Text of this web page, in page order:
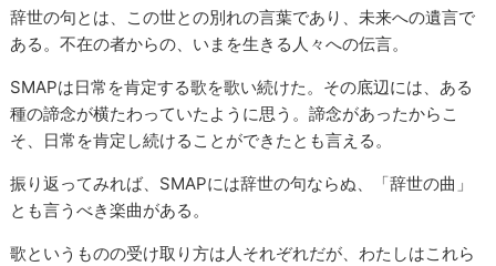
辞世の句とは、この世との別れの言葉であり、未来への遺言で
ある。不在の者からの、いまを生きる人々への伝言。
SMAPは日常を肯定する歌を歌い続けた。その底辺には、ある
種の諦念が横たわっていたように思う。諦念があったからこ
そ、日常を肯定し続けることができたとも言える。
振り返ってみれば、SMAPには辞世の句ならぬ、「辞世の曲」
とも言うべき楽曲がある。
歌というものの受け取り方は人それぞれだが、わたしはこれら